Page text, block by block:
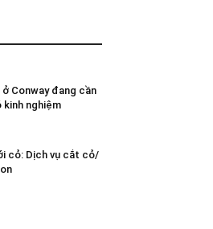
Conway đang cần
kinh nghiệm
cỏ: Dịch vụ cắt cỏ/